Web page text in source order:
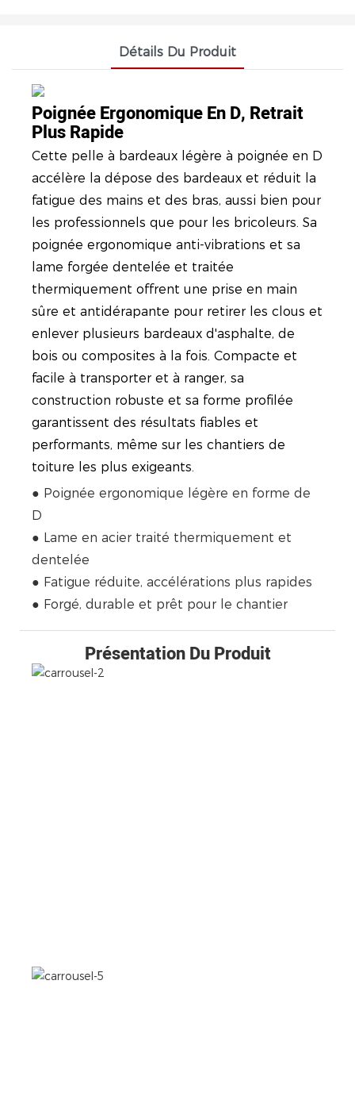
Détails Du Produit
Poignée Ergonomique En D, Retrait
Plus Rapide
Cette pelle à bardeaux légère à poignée en D
accélère la dépose des bardeaux et réduit la
fatigue des mains et des bras, aussi bien pour
les professionnels que pour les bricoleurs. Sa
poignée ergonomique anti-vibrations et sa
lame forgée dentelée et traitée
thermiquement offrent une prise en main
sûre et antidérapante pour retirer les clous et
enlever plusieurs bardeaux d'asphalte, de
bois ou composites à la fois. Compacte et
facile à transporter et à ranger, sa
construction robuste et sa forme profilée
garantissent des résultats fiables et
performants, même sur les chantiers de
toiture les plus exigeants.
● Poignée ergonomique légère en forme de
D
● Lame en acier traité thermiquement et
dentelée
● Fatigue réduite, accélérations plus rapides
● Forgé, durable et prêt pour le chantier
Présentation Du Produit